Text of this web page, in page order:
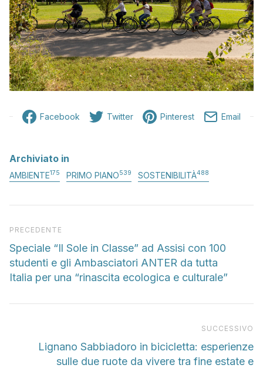
Facebook Twitter Pinterest Email
Archiviato in
AMBIENTE175 PRIMO PIANO539 SOSTENIBILITÀ488
Articolo precedente
PRECEDENTE
Speciale “Il Sole in Classe” ad Assisi con 100
studenti e gli Ambasciatori ANTER da tutta
Italia per una “rinascita ecologica e culturale”
SUCCESSIVO
Lignano Sabbiadoro in bicicletta: esperienze
sulle due ruote da vivere tra fine estate e